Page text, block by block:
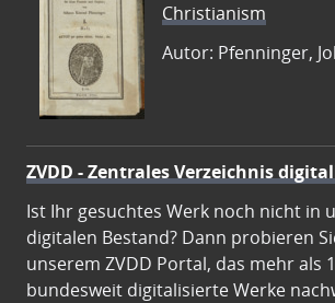
Christianism
Autor: Pfenninger,
ZVDD - Zentrales Verzeichnis
Ist Ihr gesuchtes Werk noch nicht in
digitalen Bestand? Dann probieren
unserem ZVDD Portal, das mehr als
bundesweit digitalisierte Werke